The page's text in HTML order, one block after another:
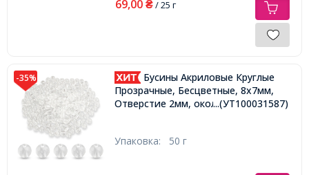
69,00 ₴/ 25 г
-35%
Бусины Акриловые Круглые
Прозрачные, Бесцветные, 8х7мм,
Отверстие 2мм, около 170шт/50г,
...(УТ100031587)
Упаковка: 50 г